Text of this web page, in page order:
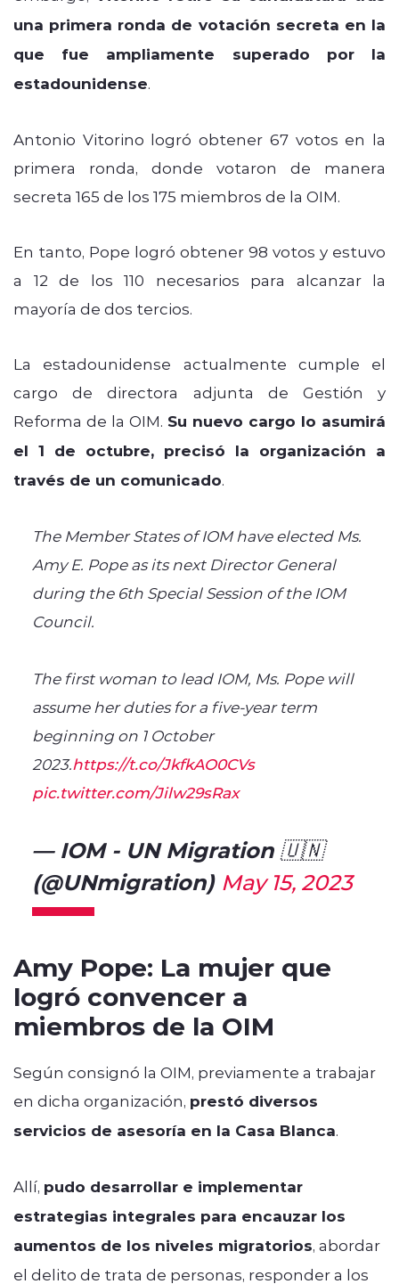
una primera ronda de votación secreta en la
que fue ampliamente superado por la
estadounidense.
Antonio Vitorino logró obtener 67 votos en la
primera ronda, donde votaron de manera
secreta 165 de los 175 miembros de la OIM.
En tanto, Pope logró obtener 98 votos y estuvo
a 12 de los 110 necesarios para alcanzar la
mayoría de dos tercios.
La estadounidense actualmente cumple el
cargo de directora adjunta de Gestión y
Reforma de la OIM. Su nuevo cargo lo asumirá
el 1 de octubre, precisó la organización a
través de un comunicado.
The Member States of IOM have elected Ms.
Amy E. Pope as its next Director General
during the 6th Special Session of the IOM
Council.
The first woman to lead IOM, Ms. Pope will
assume her duties for a five-year term
beginning on 1 October
2023.https://t.co/JkfkAO0CVs
pic.twitter.com/Jilw29sRax
— IOM - UN Migration 🇺🇳
(@UNmigration) May 15, 2023
Amy Pope: La mujer que
logró convencer a
miembros de la OIM
Según consignó la OIM, previamente a trabajar
en dicha organización, prestó diversos
servicios de asesoría en la Casa Blanca.
Allí, pudo desarrollar e implementar
estrategias integrales para encauzar los
aumentos de los niveles migratorios, abordar
el delito de trata de personas, responder a los